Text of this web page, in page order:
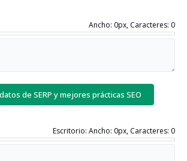
o código fuente(opcional)
Ancho: 0px, Caracteres: 0
de SERP y mejores prácticas SEO
Escritorio: Ancho: 0px, Caracteres: 0